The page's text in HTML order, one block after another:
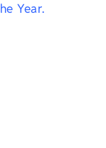
Year.